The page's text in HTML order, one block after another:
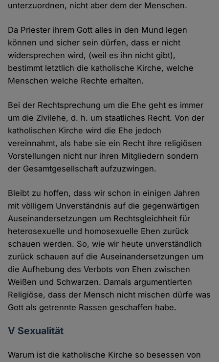
unterzuordnen, nicht aber dem der Menschen.
Da Priester ihrem Gott alles in den Mund legen
können und sicher sein dürfen, dass er nicht
widersprechen wird, (weil es ihn nicht gibt),
bestimmt letztlich die katholische Kirche, welche
Menschen welche Rechte erhalten.
Bei der Rechtsprechung um die Ehe geht es immer
um die Zivilehe, d. h. um staatliches Recht. Von der
katholischen Kirche wird die Ehe jedoch
vereinnahmt, als habe sie ein Recht ihre religiösen
Vorstellungen nicht nur ihren Mitgliedern sondern
der Gesamtgesellschaft aufzuzwingen.
Bleibt zu hoffen, dass wir schon in einigen Jahren
mit völligem Unverständnis auf die gegenwärtigen
Auseinandersetzungen um Rechtsgleichheit für
heterosexuelle und homosexuelle Ehen zurück
schauen werden. So, wie wir heute unverständlich
zurück schauen auf die Auseinandersetzungen um
die Aufhebung des Verbots von Ehen zwischen
Weißen und Schwarzen. Damals argumentierten
Religiöse, dass der Mensch nicht mischen dürfe was
Gott als getrennte Rassen geschaffen habe.
V Sexualität
Warum ist die katholische Kirche so besessen von